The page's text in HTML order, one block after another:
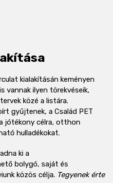
kialakításán keményen
vannak ilyen törekvéseik,
közé a listára.
gyűjtenek, a Család PET
jótékony célra, otthon
hulladékokat.
ki a
bolygó, saját és
közös célja. Tegyenek érte